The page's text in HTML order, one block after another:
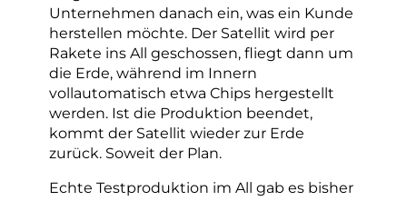
Unternehmen danach ein, was ein Kunde
herstellen möchte. Der Satellit wird per
Rakete ins All geschossen, fliegt dann um
die Erde, während im Innern
vollautomatisch etwa Chips hergestellt
werden. Ist die Produktion beendet,
kommt der Satellit wieder zur Erde
zurück. Soweit der Plan.
Echte Testproduktion im All gab es bisher